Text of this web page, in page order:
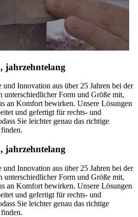
jahrzehntelang
Innovation aus über 25 Jahren bei der
Form und Größe mit,
an Komfort bewirken. Unsere Lösungen
und gefertigt für rechts- und
Sie leichter genau das richtige
jahrzehntelang
Innovation aus über 25 Jahren bei der
Form und Größe mit,
an Komfort bewirken. Unsere Lösungen
und gefertigt für rechts- und
Sie leichter genau das richtige